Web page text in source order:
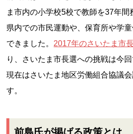
ま市内の小学校5校で教師を37年間
県内での市民運動や、保育所や学
できました。 2017年のさいたま市
り、さいたま市長選への挑戦は今
現在はさいたま地区労働組合協議
す。